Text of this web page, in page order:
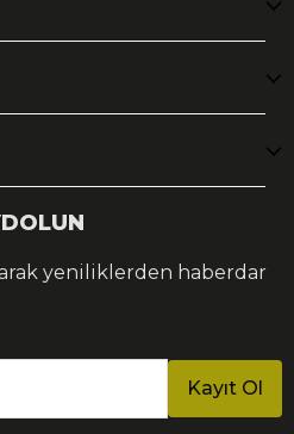
yeniliklerden haberdar
Kayıt Ol